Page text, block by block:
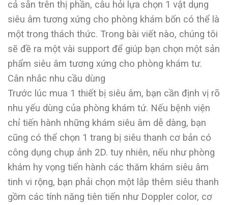
cả sẵn trên thị phần, câu hỏi lựa chọn 1 vật dụng
siêu âm tương xứng cho phòng khám bốn có thể là
một trong thách thức. Trong bài viết nào, chúng tôi
sẽ đề ra một vài support để giúp bạn chọn một sản
phẩm siêu âm tương xứng cho phòng khám tư.
Cân nhắc nhu cầu dùng
Trước lúc mua 1 thiết bị siêu âm, bạn cần định vị rõ
nhu yếu dùng của phòng khám tứ. Nếu bệnh viện
chỉ tiến hành những khám siêu âm dễ dàng, bạn
cũng có thể chọn 1 trang bị siêu thanh cơ bản có
công dụng chụp ảnh 2D. tuy nhiên, nếu như phòng
khám hy vọng tiến hành các thăm khám siêu âm
tinh vi rộng, bạn phải chọn một lắp thêm siêu thanh
gồm các tính năng tiên tiến như Doppler color, cơ